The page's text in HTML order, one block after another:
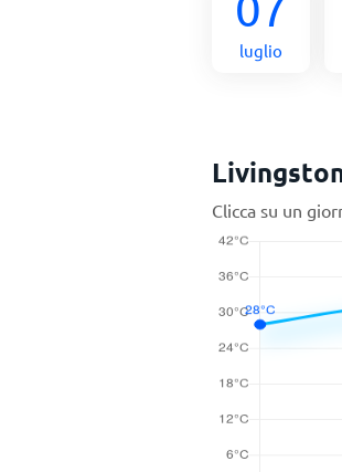
luglio
Clicca su un